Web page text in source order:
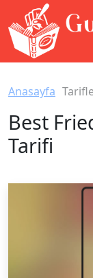
Anasayfa
Best
Tarifi